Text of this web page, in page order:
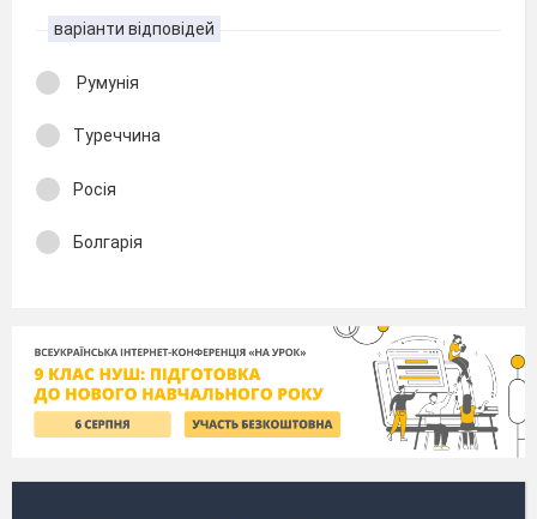
варіанти відповідей
Румунія
Туреччина
Росія
Болгарія